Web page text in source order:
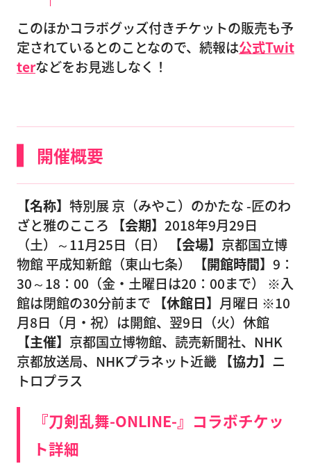
このほかコラボグッズ付きチケットの販売も予
定されているとのことなので、続報は公式Twit
terなどをお見逃しなく！
開催概要
【名称】 特別展 京（みやこ）のかたな -匠のわ
ざと雅のこころ
【会期】 2018年9月29日
（土）～11月25日（日）
【会場】 京都国立博
物館 平成知新館（東山七条）
【開館時間】 9：
30～18：00（金・土曜日は20：00まで） ※入
館は閉館の30分前まで
【休館日】 月曜日 ※10
月8日（月・祝）は開館、翌9日（火）休館
【主催】 京都国立博物館、読売新聞社、NHK
京都放送局、NHKプラネット近畿 【協力】 ニ
トロプラス
『刀剣乱舞-ONLINE-』コラボチケッ
ト詳細